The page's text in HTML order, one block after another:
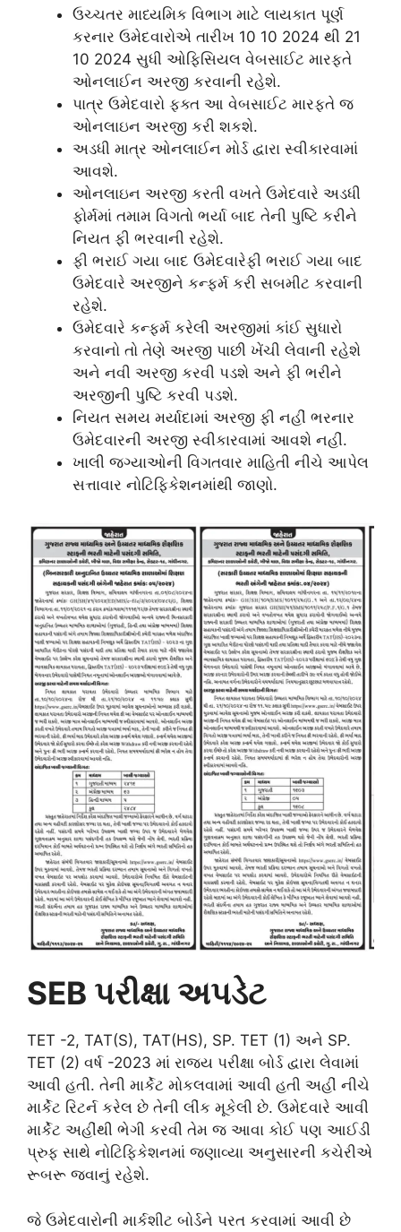
ઉચ્ચતર માધ્યમિક વિભાગ માટે લાયકાત પૂર્ણ
કરનાર ઉમેદવારોએ તારીખ 10 10 2024 થી 21
10 2024 સુધી ઓફિસિયલ વેબસાઈટ મારફતે
ઓનલાઈન અરજી કરવાની રહેશે.
પાત્ર ઉમેદવારો ફક્ત આ વેબસાઈટ મારફતે જ
ઓનલાઇન અરજી કરી શકશે.
અડધી માત્ર ઓનલાઈન મોર્ડ દ્વારા સ્વીકારવામાં
આવશે.
ઓનલાઇન અરજી કરતી વખતે ઉમેદવારે અડધી
ફોર્મમાં તમામ વિગતો ભર્યા બાદ તેની પુષ્ટિ કરીને
નિયત ફી ભરવાની રહેશે.
ફી ભરાઈ ગયા બાદ ઉમેદવારેફી ભરાઈ ગયા બાદ
ઉમેદવારે અરજીને કન્ફર્મ કરી સબમીટ કરવાની
રહેશે.
ઉમેદવારે કન્ફર્મ કરેલી અરજીમાં કાંઈ સુધારો
કરવાનો તો તેણે અરજી પાછી ખેંચી લેવાની રહેશે
અને નવી અરજી કરવી પડશે અને ફી ભરીને
અરજીની પુષ્ટિ કરવી પડશે.
નિયત સમય મર્યાદામાં અરજી ફી નહીં ભરનાર
ઉમેદવારની અરજી સ્વીકારવામાં આવશે નહીં.
ખાલી જગ્યાઓની વિગતવાર માહિતી નીચે આપેલ
સત્તાવાર નોટિફિકેશનમાંથી જાણો.
SEB પરીક્ષા અપડેટ
TET -2, TAT(S), TAT(HS), SP. TET (1) અને SP.
TET (2) વર્ષ -2023 માં રાજ્ય પરીક્ષા બોર્ડ દ્વારા લેવામાં
આવી હતી. તેની માર્કેટ મોકલવામાં આવી હતી અહીં નીચે
માર્કેટ રિટર્ન કરેલ છે તેની લીંક મૂકેલી છે. ઉમેદવારે આવી
માર્કેટ અહીંથી ભેગી કરવી તેમ જ આવા કોઈ પણ આઈડી
પ્રુફ સાથે નોટિફિકેશનમાં જણાવ્યા અનુસારની કચેરીએ
રૂબરૂ જવાનું રહેશે.
જે ઉમેદવારોની માર્કશીટ બોર્ડને પરત કરવામાં આવી છે